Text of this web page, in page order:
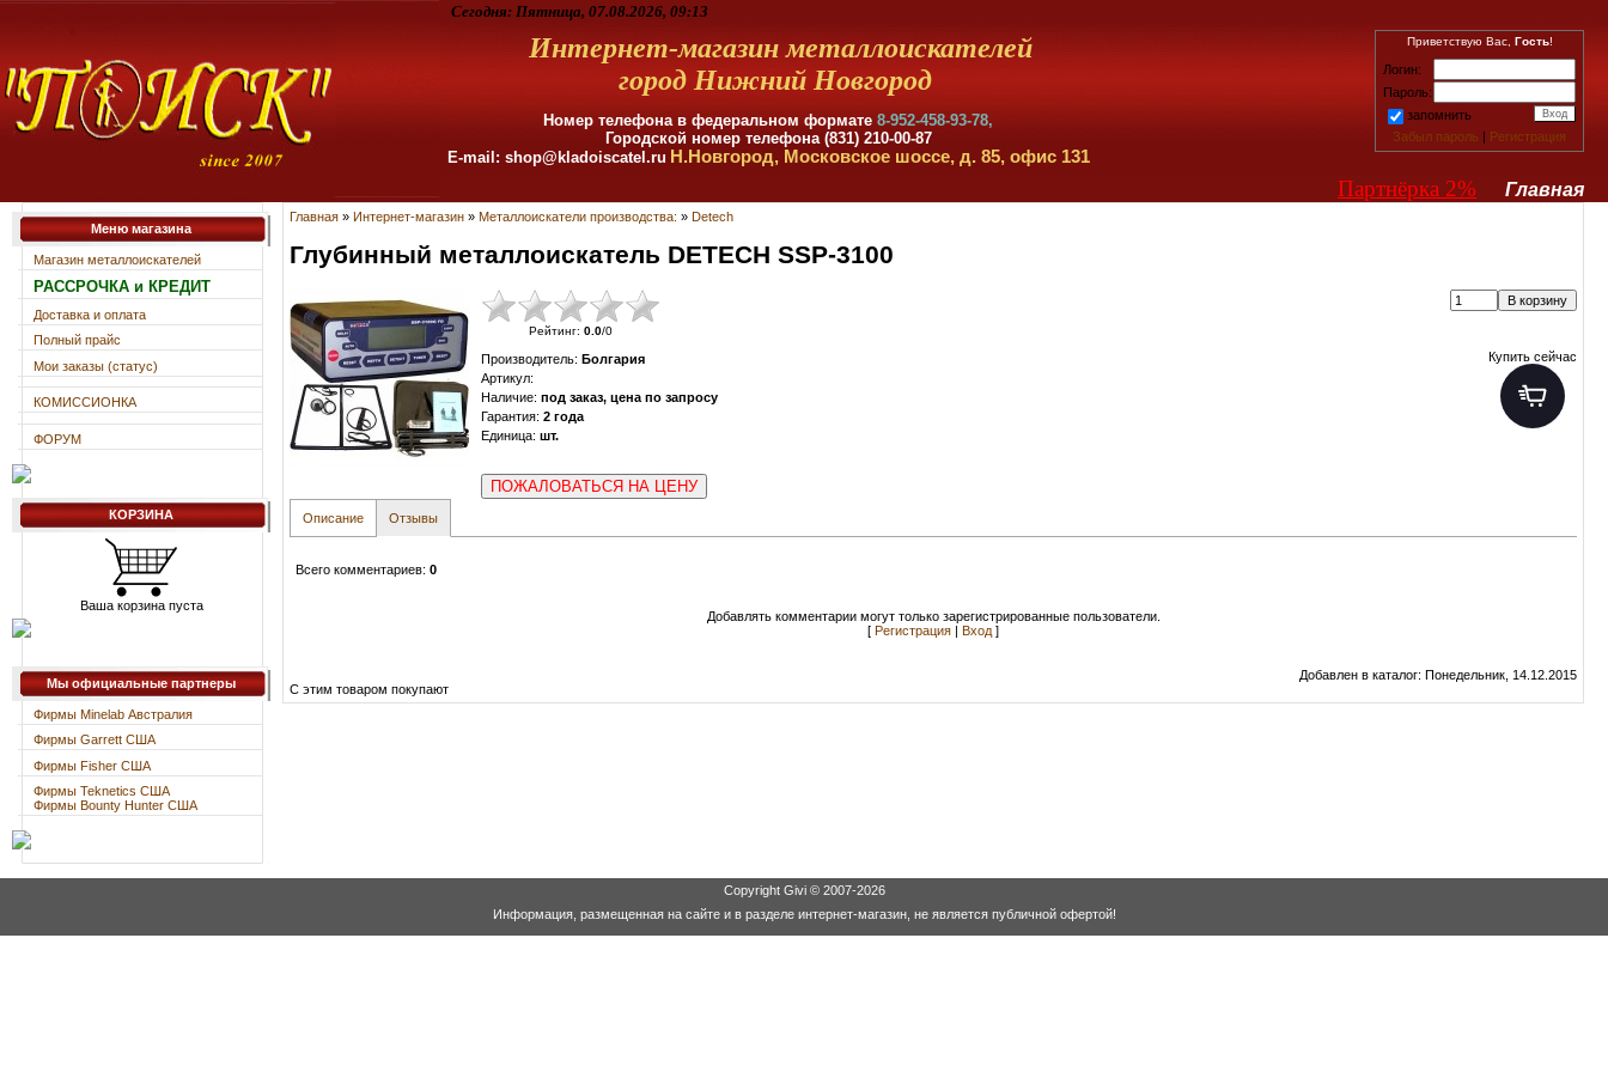
Сегодня: Пятница, 07.08.2026, 09:13
Интернет-магазин металлоискателей
город Нижний Новгород
Номер телефона в федеральном формате 8-952-458-93-78,
Городской номер телефона (831) 210-00-87
E-mail: shop@kladoiscatel.ru Н.Новгород, Московское шоссе, д. 85, офис 131
Приветствую Вас, Гость!
Логин:
Пароль:
запомнить
Забыл пароль | Регистрация
Партнёрка 2% Главная
Меню магазина
Магазин металлоискателей
РАССРОЧКА и КРЕДИТ
Доставка и оплата
Полный прайс
Мои заказы (статус)
КОМИССИОНКА
ФОРУМ
КОРЗИНА
Ваша корзина пуста
Мы официальные партнеры
Фирмы Minelab Австралия
Фирмы Garrett США
Фирмы Fisher США
Фирмы Teknetics США
Фирмы Bounty Hunter США
Главная » Интернет-магазин » Металлоискатели производства: » Detech
Глубинный металлоискатель DETECH SSP-3100
Рейтинг: 0.0/0
Производитель: Болгария
Артикул:
Наличие: под заказ, цена по запросу
Гарантия: 2 года
Единица: шт.
ПОЖАЛОВАТЬСЯ НА ЦЕНУ
Купить сейчас
Описание Отзывы
Всего комментариев: 0
Добавлять комментарии могут только зарегистрированные пользователи.
[ Регистрация | Вход ]
Добавлен в каталог: Понедельник, 14.12.2015
С этим товаром покупают
Copyright Givi© 2007-2026
Информация, размещенная на сайте и в разделе интернет-магазин, не является публичной офертой!